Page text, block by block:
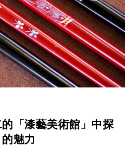
「漆藝美術館」中探
魅力